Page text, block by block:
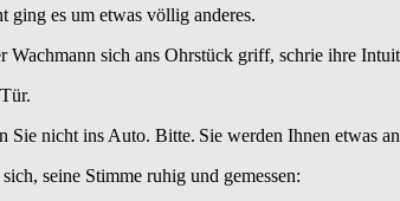
ging es um etwas völlig anderes.
Wachmann sich ans Ohrstück griff, schrie ihre
Sie nicht ins Auto. Bitte. Sie werden Ihnen etwas
seine Stimme ruhig und gemessen: